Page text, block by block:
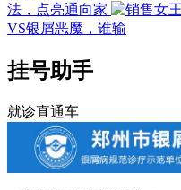
法，点亮通向家
VS银屑恶魔，谁输
挂号助手
就诊直通车